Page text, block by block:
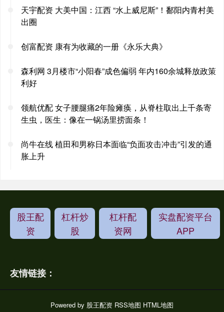
天宇配资 大美中国：江西 “水上威尼斯”！鄱阳内青村美
出圈
创富配资 康有为收藏的一册《永乐大典》
森利网 3月楼市“小阳春”成色偏弱 年内160余城释放政策
利好
领航优配 女子腰腿痛2年险瘫痪，从脊柱取出上千条寄
生虫，医生：像在一锅汤里捞面条！
尚牛在线 植田和男称日本面临“负面攻击冲击”引发的通
胀上升
股王配
资
杠杆炒
股
杠杆配
资网
实盘配资平台
APP
友情链接：
Powered by 股王配资 RSS地图 HTML地图